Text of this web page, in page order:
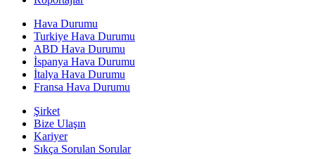
Hava Durumu
Turkiye Hava Durumu
ABD Hava Durumu
İspanya Hava Durumu
İtalya Hava Durumu
Fransa Hava Durumu
Şirket
Bize Ulaşın
Kariyer
Sıkça Sorulan Sorular